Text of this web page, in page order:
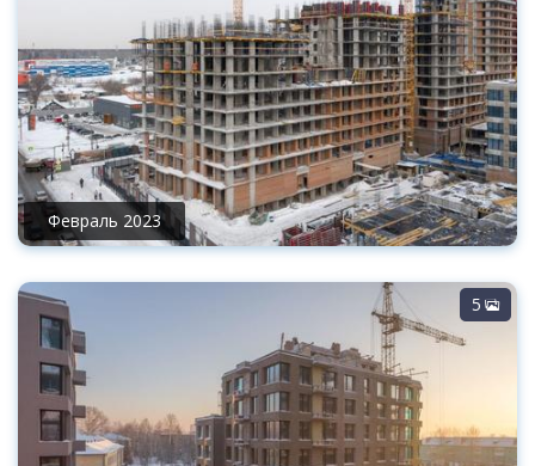
Февраль 2023
5